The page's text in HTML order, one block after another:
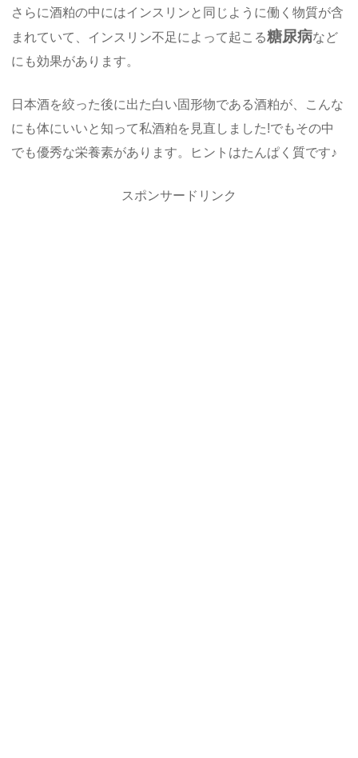
さらに酒粕の中にはインスリンと同じように働く物質が含
まれていて、インスリン不足によって起こる糖尿病など
にも効果があります。
日本酒を絞った後に出た白い固形物である酒粕が、こんな
にも体にいいと知って私酒粕を見直しました!でもその中
でも優秀な栄養素があります。ヒントはたんぱく質です♪
スポンサードリンク